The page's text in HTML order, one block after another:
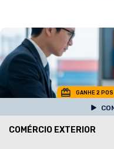
GANHE 2 POS
COMÉRCIO EXTERIOR